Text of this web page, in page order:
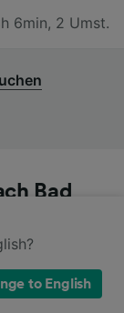
6min, 2 Umst.
Bad
beachten Sie,
to English